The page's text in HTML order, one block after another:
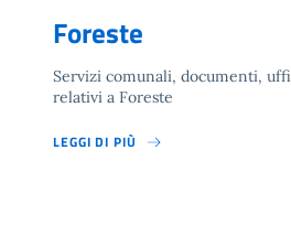
Foreste
Servizi comunali, documenti,
relativi a Foreste
LEGGI DI PIÙ